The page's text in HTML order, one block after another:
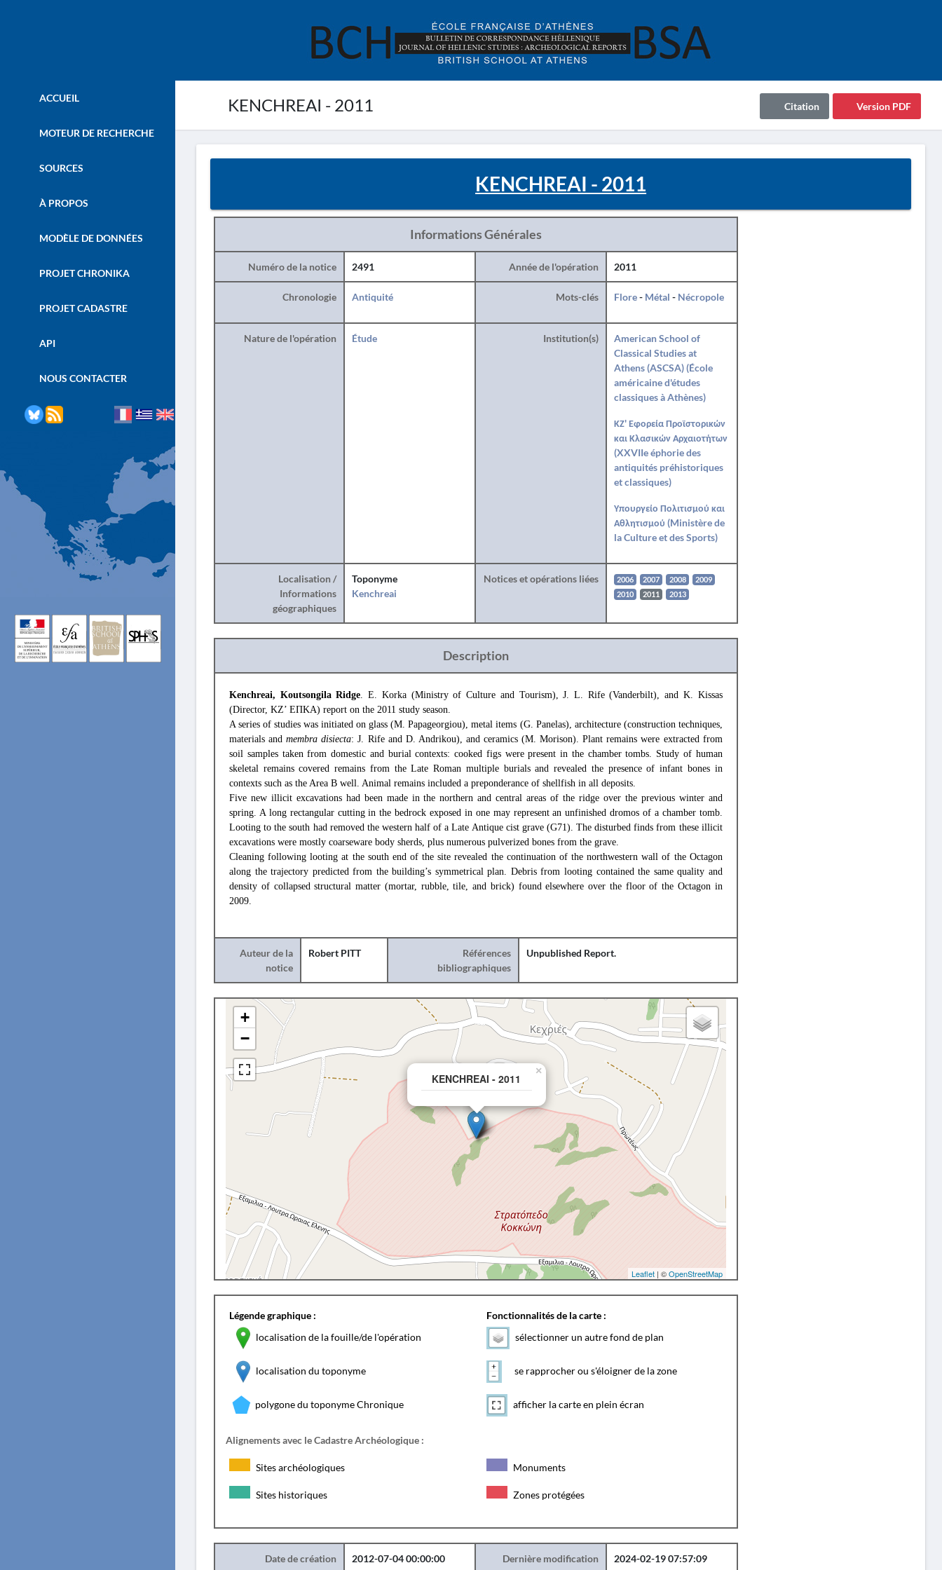
KENCHREAI - 2011 Version PDF
Citation
ACCUEIL
MOTEUR DE RECHERCHE
SOURCES
À PROPOS
MODÈLE DE DONNÉES
PROJET CHRONIKA
PROJET CADASTRE
API
NOUS CONTACTER
KENCHREAI - 2011
Informations Générales
Numéro de la notice 2491 Année de l'opération 2011
Chronologie Antiquité Mots-clés Flore- Métal - Nécropole
Nature de l'opération Étude Institution(s)
American School of
Classical Studies at
Athens (ASCSA) (École
américaine d'études
classiques à Athènes)
ΚΖ' Εφορεία Προϊστορικών
και Κλασικών Αρχαιοτήτων
(XXVIIe éphorie des
antiquités préhistoriques
et classiques)
Υπουργείο Πολιτισμού και
Αθλητισμού (Ministère de
la Culture et des Sports)
Localisation /
Informations
géographiques
Toponyme
Kenchreai
Notices et opérations liées 2006 2007 2008
2009
2010
2011 2013
Description
Kenchreai, Koutsongila Ridge. E. Korka (Ministry of Culture and Tourism), J. L. Rife (Vanderbilt), and K. Kissas
(Director, ΚΖ’ ΕΠΚΑ) report on the 2011 study season.
A series of studies was initiated on glass (M. Papageorgiou), metal items (G. Panelas), architecture (construction techniques,
materials andmembra disiecta: J. Rife and D. Andrikou), and ceramics (M. Morison). Plant remains were extracted from
soil samples taken from domestic and burial contexts: cooked figs were present in the chamber tombs. Study of human
skeletal remains covered remains from the Late Roman multiple burials and revealed the presence of infant bones in
contexts such as the Area B well. Animal remains included a preponderance of shellfish in all deposits.
Five new illicit excavations had been made in the northern and central areas of the ridge over the previous winter and
spring. A long rectangular cutting in the bedrock exposed in one may represent an unfinished dromos of a chamber tomb.
Looting to the south had removed the western half of a Late Antique cist grave (G71). The disturbed finds from these illicit
excavations were mostly coarseware body sherds, plus numerous pulverized bones from the grave.
Cleaning following looting at the south end of the site revealed the continuation of the northwestern wall of the Octagon
along the trajectory predicted from the building’s symmetrical plan. Debris from looting contained the same quality and
density of collapsed structural matter (mortar, rubble, tile, and brick) found elsewhere over the floor of the Octagon in
2009.
Auteur de la
notice
Robert PITT
Références
bibliographiques
Unpublished Report.
KENCHREAI - 2011
×
+
−
Leaflet| ©OpenStreetMap
Légende graphique :
localisation de la fouille/de l'opération
localisation du toponyme
polygone du toponyme Chronique
Fonctionnalités de la carte :
sélectionner un autre fond de plan
se rapprocher ou s'éloigner de la zone
afficher la carte en plein écran
Alignements avec le Cadastre Archéologique :
Sites archéologiques Monuments
Sites historiques Zones protégées
Date de création 2012-07-04 00:00:00 Dernière modification 2024-02-19 07:57:09